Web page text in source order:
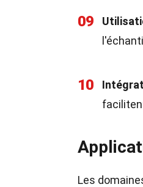
09
10
Les